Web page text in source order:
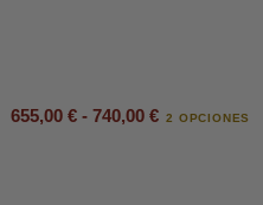
al carrito
655,00 € - 740,00 € 2 OPCIONES